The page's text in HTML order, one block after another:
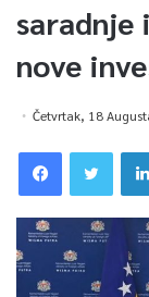
saradnje
nove
Četvrtak, 18